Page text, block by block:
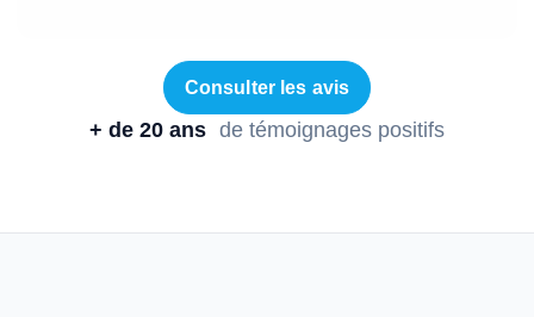
Consulter les avis
+ de 20 ans de témoignages positifs